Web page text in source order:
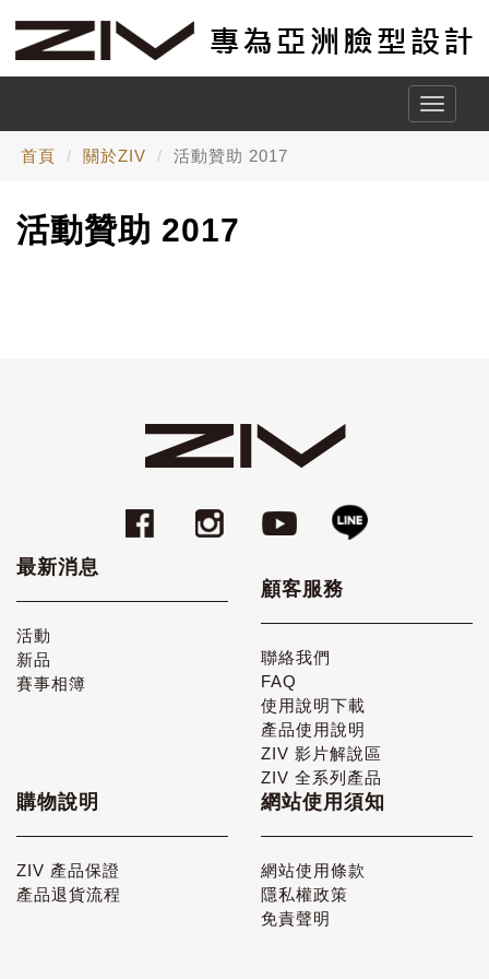
Toggle
首頁 關於ZIV 活動贊助 2017
活動贊助 2017
最新消息
活動
新品
賽事相簿
顧客服務
聯絡我們
FAQ
使用說明下載
產品使用說明
ZIV 影片解說區
ZIV 全系列產品
購物說明
ZIV 產品保證
產品退貨流程
網站使用須知
網站使用條款
隱私權政策
免責聲明